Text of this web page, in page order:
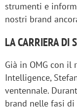
strumenti e
nostri brand
LA CARRIERA DI
Già in OMG con
Intelligence,
ventennale.
brand nelle fasi